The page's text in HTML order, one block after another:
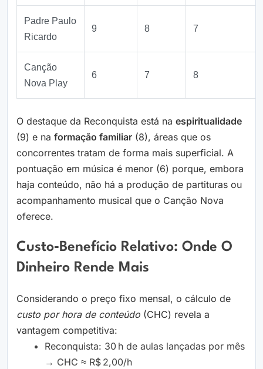
Padre Paulo
Ricardo
9 8 7
Canção
Nova Play
6 7 8
O destaque da Reconquista está na espiritualidade
(9) e na formação familiar (8), áreas que os
concorrentes tratam de forma mais superficial. A
pontuação em música é menor (6) porque, embora
haja conteúdo, não há a produção de partituras ou
acompanhamento musical que o Canção Nova
oferece.
Custo‑benefício Relativo: Onde O
Dinheiro Rende Mais
Considerando o preço fixo mensal, o cálculo de
custo por hora de conteúdo (CHC) revela a
vantagem competitiva:
Reconquista: 30 h de aulas lançadas por mês
→ CHC ≈ R$ 2,00/h